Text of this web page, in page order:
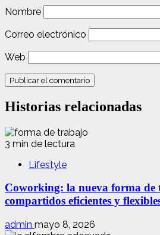
Nombre
Correo electrónico
Web
Historias relacionadas
3 min de lectura
Lifestyle
Coworking: la nueva forma de
compartidos eficientes y
admin mayo 8, 2026